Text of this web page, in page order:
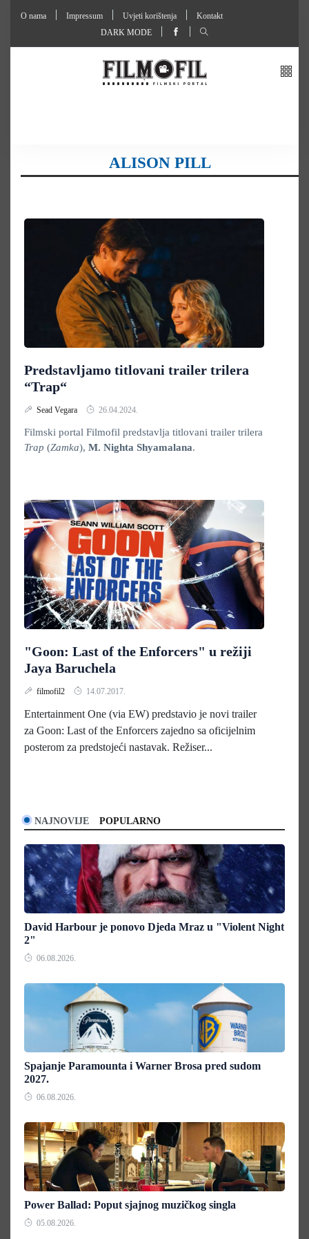
O nama Impressum Uvjeti korištenja
Kontakt
DARK MODE
ALISON PILL
Predstavljamo titlovani trailer trilera
“Trap“
Sead Vegara 26.04.2024.
Filmski portal Filmofil predstavlja titlovani trailer trilera
Trap (Zamka), M. Nighta Shyamalana.
"Goon: Last of the Enforcers" u režiji
Jaya Baruchela
filmofil2 14.07.2017.
Entertainment One (via EW) predstavio je novi trailer
za Goon: Last of the Enforcers zajedno sa oficijelnim
posterom za predstojeći nastavak. Režiser...
NAJNOVIJE POPULARNO
David Harbour je ponovo Djeda Mraz u "Violent Night
2"
06.08.2026.
Spajanje Paramounta i Warner Brosa pred sudom
2027.
06.08.2026.
Power Ballad: Poput sjajnog muzičkog singla
05.08.2026.